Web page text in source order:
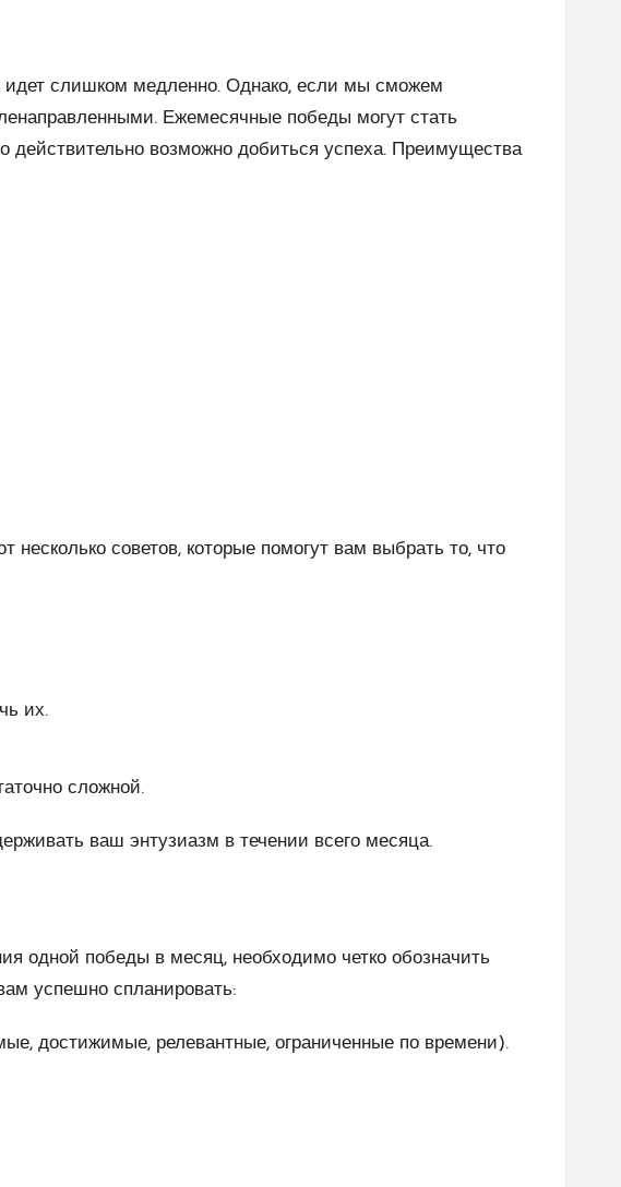
идет слишком медленно. Однако, если мы сможем
Ежемесячные победы могут стать
возможно добиться успеха. Преимущества
советов, которые помогут вам выбрать то, что
их.
сложной.
ваш энтузиазм в течении всего месяца.
одной победы в месяц, необходимо четко обозначить
успешно спланировать:
достижимые, релевантные, ограниченные по времени).